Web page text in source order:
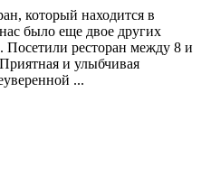
который находится в
было еще двое других
Посетили ресторан между 8 и
и улыбчивая
...